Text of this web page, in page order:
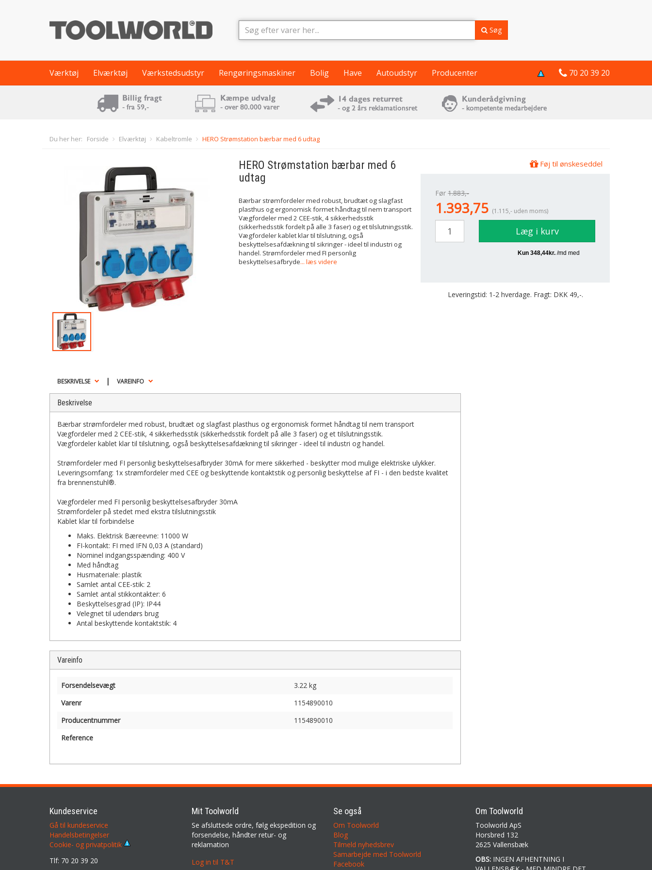
Søg
Værktøj Elværktøj Værkstedsudstyr Rengøringsmaskiner Bolig Have Autoudstyr Producenter 70 20 39 20
Du her her: Forside Elværktøj Kabeltromle HERO Strømstation bærbar med 6 udtag
HERO Strømstation bærbar med 6
udtag
Bærbar strømfordeler med robust, brudtæt og slagfast
plasthus og ergonomisk formet håndtag til nem transport
Vægfordeler med 2 CEE-stik, 4 sikkerhedsstik
(sikkerhedsstik fordelt på alle 3 faser) og et tilslutningsstik.
Vægfordeler kablet klar til tilslutning, også
beskyttelsesafdækning til sikringer - ideel til industri og
handel. Strømfordeler med FI personlig
beskyttelsesafbryde... læs videre
Føj til ønskeseddel
Før 1.883,-
1.393,75 (1.115,- uden moms)
Læg i kurv
Leveringstid: 1-2 hverdage. Fragt: DKK 49,-.
BESKRIVELSE | VAREINFO
Beskrivelse
Bærbar strømfordeler med robust, brudtæt og slagfast plasthus og ergonomisk formet håndtag til nem transport
Vægfordeler med 2 CEE-stik, 4 sikkerhedsstik (sikkerhedsstik fordelt på alle 3 faser) og et tilslutningsstik.
Vægfordeler kablet klar til tilslutning, også beskyttelsesafdækning til sikringer - ideel til industri og handel.
Strømfordeler med FI personlig beskyttelsesafbryder 30mA for mere sikkerhed - beskytter mod mulige elektriske ulykker.
Leveringsomfang: 1x strømfordeler med CEE og beskyttende kontaktstik og personlig beskyttelse af FI - i den bedste kvalitet
fra brennenstuhl®.
Vægfordeler med FI personlig beskyttelsesafbryder 30mA
Strømfordeler på stedet med ekstra tilslutningsstik
Kablet klar til forbindelse
Maks. Elektrisk Bæreevne: 11000 W
FI-kontakt: FI med IFN 0,03 A (standard)
Nominel indgangsspænding: 400 V
Med håndtag
Husmateriale: plastik
Samlet antal CEE-stik: 2
Samlet antal stikkontakter: 6
Beskyttelsesgrad (IP): IP44
Velegnet til udendørs brug
Antal beskyttende kontaktstik: 4
Vareinfo
Forsendelsevægt
3.22 kg
Varenr
1154890010
Producentnummer
1154890010
Reference
Kundeservice
Gå til kundeservice
Handelsbetingelser
Cookie- og privatpolitik
Tlf: 70 20 39 20
Mit Toolworld
Se afsluttede ordre, følg ekspedition og
forsendelse, håndter retur- og
reklamation
Log in til T&T
Se også
Om Toolworld
Blog
Tilmeld nyhedsbrev
Samarbejde med Toolworld
Facebook
Om Toolworld
Toolworld ApS
Horsbred 132
2625 Vallensbæk
OBS:INGEN AFHENTNING I